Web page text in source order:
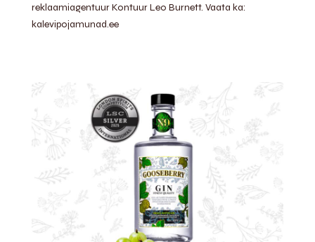
reklaamiagentuur Kontuur Leo Burnett. Vaata ka:
kalevipojamunad.ee